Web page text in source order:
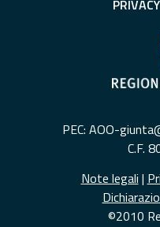
PRIVACY
PEC: AOO-
C.F.
Note legali |
©2010